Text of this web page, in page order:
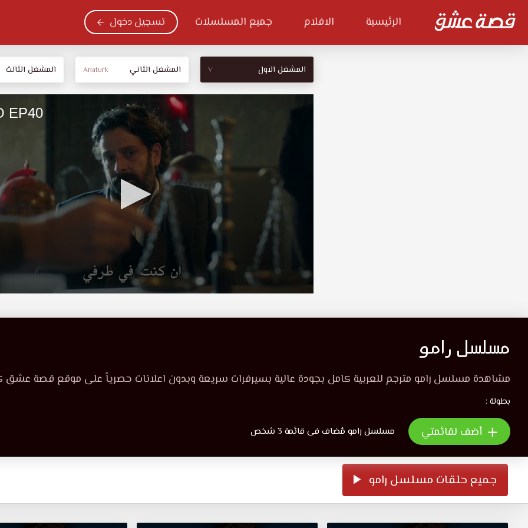
الرئيسية الافلام جميع المسلسلات تسجيل دخول
المشغل الاول V المشغل الثاني Anaturk المشغل الثالث
مسلسل رامو
مشاهدة مسلسل رامو مترجم للعربية كامل بجودة عالية بسيرفرات سريعة وبدون اعلانات حصرياً على موقع قصة عشق
بطولة :
أضف لقائمتي مسلسل رامو مُضاف فى قائمة 3 شخص
جميع حلقات مسلسل رامو